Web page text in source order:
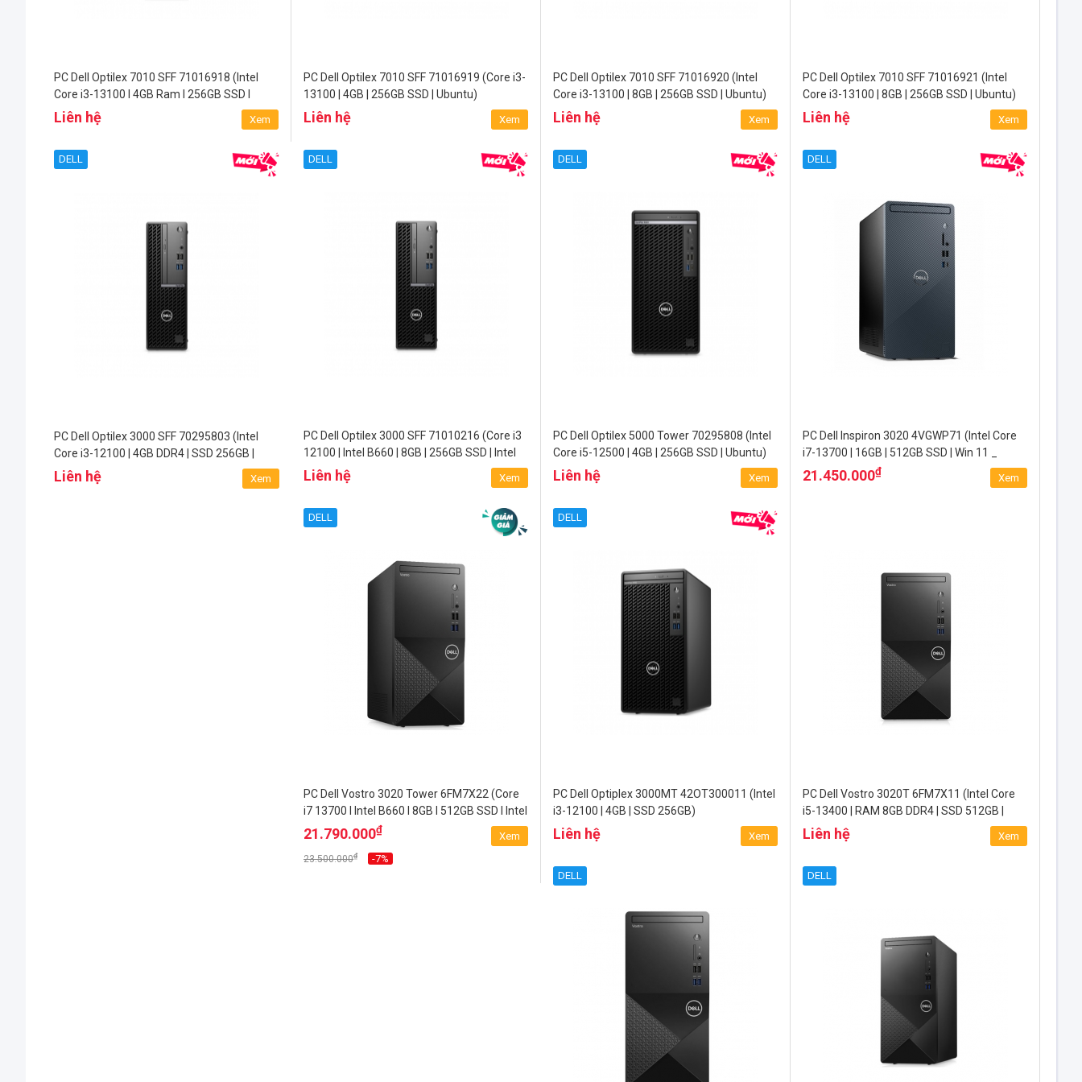
PC Dell Optilex 7010 SFF 71016918 (Intel
Core i3-13100 I 4GB Ram I 256GB SSD I
Ubuntu)
Liên hệ Xem
PC Dell Optilex 7010 SFF 71016919 (Core i3-
13100 | 4GB | 256GB SSD | Ubuntu)
Liên hệ Xem
PC Dell Optilex 7010 SFF 71016920 (Intel
Core i3-13100 | 8GB | 256GB SSD | Ubuntu)
Liên hệ Xem
PC Dell Optilex 7010 SFF 71016921 (Intel
Core i3-13100 | 8GB | 256GB SSD | Ubuntu)
Liên hệ Xem
DELL
PC Dell Optilex 3000 SFF 70295803 (Intel
Core i3-12100 | 4GB DDR4 | SSD 256GB |
DVDRW | FreeDOS)
Liên hệ Xem
DELL
PC Dell Optilex 3000 SFF 71010216 (Core i3
12100 | Intel B660 | 8GB | 256GB SSD | Intel
UHD Graphics 730 | Ubuntu)
Liên hệ Xem
DELL
PC Dell Optilex 5000 Tower 70295808 (Intel
Core i5-12500 | 4GB | 256GB SSD | Ubuntu)
Liên hệ Xem
DELL
PC Dell Inspiron 3020 4VGWP71 (Intel Core
i7-13700 | 16GB | 512GB SSD | Win 11 _
Office 2021 | WiFi)
21.450.000₫
Xem
DELL
PC Dell Vostro 3020 Tower 6FM7X22 (Core
i7 13700 l Intel B660 l 8GB l 512GB SSD l Intel
UHD Graphics 770 l Windows 11)
21.790.000₫
23.500.000₫ -7%
Xem
DELL
PC Dell Optiplex 3000MT 42OT300011 (Intel
i3-12100 | 4GB | SSD 256GB)
Liên hệ Xem
PC Dell Vostro 3020T 6FM7X11 (Intel Core
i5-13400 | RAM 8GB DDR4 | SSD 512GB |
Windows 11 Home)
Liên hệ Xem
DELL DELL